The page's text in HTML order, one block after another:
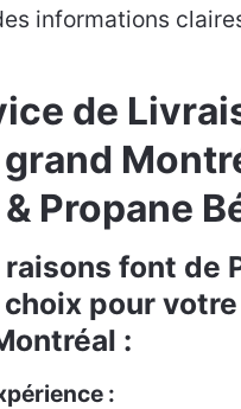
informations
de
Propane
font de
pour votre
:
: